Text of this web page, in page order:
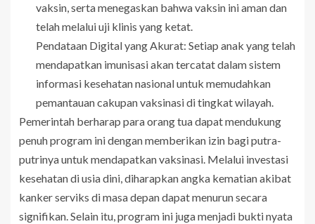
vaksin, serta menegaskan bahwa vaksin ini aman dan
telah melalui uji klinis yang ketat.
Pendataan Digital yang Akurat: Setiap anak yang telah
mendapatkan imunisasi akan tercatat dalam sistem
informasi kesehatan nasional untuk memudahkan
pemantauan cakupan vaksinasi di tingkat wilayah.
Pemerintah berharap para orang tua dapat mendukung
penuh program ini dengan memberikan izin bagi putra-
putrinya untuk mendapatkan vaksinasi. Melalui investasi
kesehatan di usia dini, diharapkan angka kematian akibat
kanker serviks di masa depan dapat menurun secara
signifikan. Selain itu, program ini juga menjadi bukti nyata